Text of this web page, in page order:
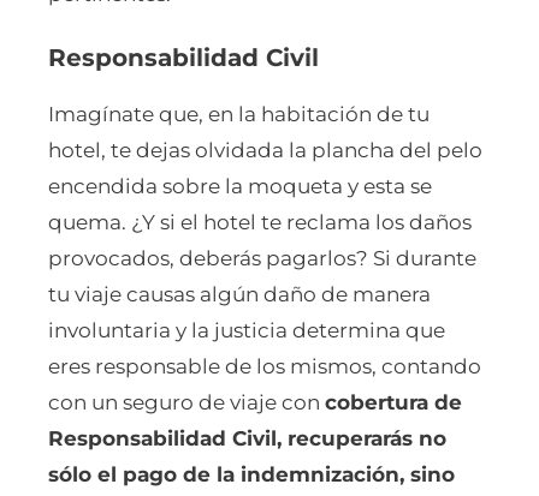
Responsabilidad Civil
Imagínate que, en la habitación de tu
hotel, te dejas olvidada la plancha del pelo
encendida sobre la moqueta y esta se
quema. ¿Y si el hotel te reclama los daños
provocados, deberás pagarlos? Si durante
tu viaje causas algún daño de manera
involuntaria y la justicia determina que
eres responsable de los mismos, contando
con un seguro de viaje con cobertura de
Responsabilidad Civil, recuperarás no
sólo el pago de la indemnización, sino